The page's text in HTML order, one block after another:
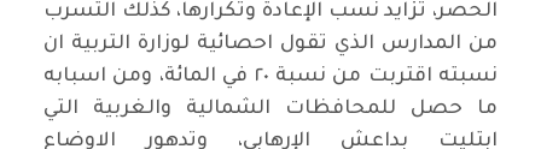
الحصر، تزايد نسب الإعادة وتكرارها، كذلك التسرب
من المدارس الذي تقول احصائية لوزارة التربية ان
نسبته اقتربت من نسبة ٢٠ في المائة، ومن اسبابه
ما حصل للمحافظات الشمالية والغربية التي
ابتليت بداعش الإرهابي، وتدهور الاوضاع